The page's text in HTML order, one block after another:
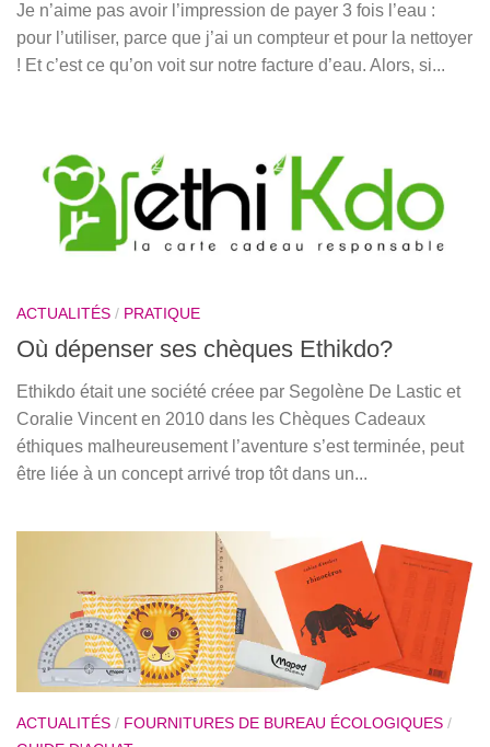
Je n’aime pas avoir l’impression de payer 3 fois l’eau :
pour l’utiliser, parce que j’ai un compteur et pour la nettoyer
! Et c’est ce qu’on voit sur notre facture d’eau. Alors, si...
ACTUALITÉS / PRATIQUE
Où dépenser ses chèques Ethikdo?
Ethikdo était une société créee par Segolène De Lastic et
Coralie Vincent en 2010 dans les Chèques Cadeaux
éthiques malheureusement l’aventure s’est terminée, peut
être liée à un concept arrivé trop tôt dans un...
ACTUALITÉS / FOURNITURES DE BUREAU ÉCOLOGIQUES /